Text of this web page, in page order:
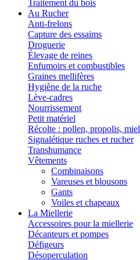
Traitement du bois
Au Rucher
Anti-frelons
Capture des essaims
Droguerie
Élevage de reines
Enfumoirs et combustibles
Graines mellifères
Hygiène de la ruche
Lève-cadres
Nourrissement
Petit matériel
Récolte : pollen, propolis, miel
Signalétique ruches et rucher
Transhumance
Vêtements
Combinaisons
Vareuses et blousons
Gants
Voiles et chapeaux
La Miellerie
Accessoires pour la miellerie
Décanteurs et pompes
Défigeurs
Désoperculation